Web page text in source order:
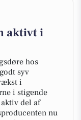
aktivt i
hos
syv
i
i stigende
del af
nu